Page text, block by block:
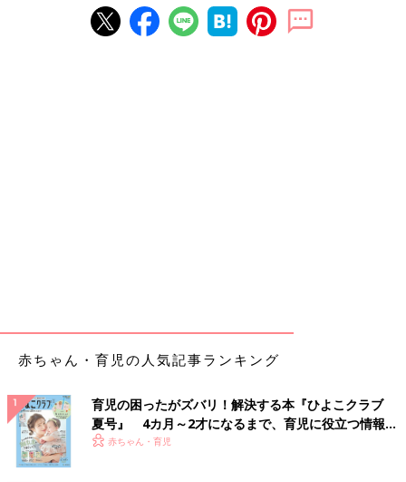
赤ちゃん・育児の人気記事ランキング
育児の困ったがズバリ！解決する本『ひよこクラブ
夏号』 4カ月～2才になるまで、育児に役立つ情報が
いっぱい！
赤ちゃん・育児